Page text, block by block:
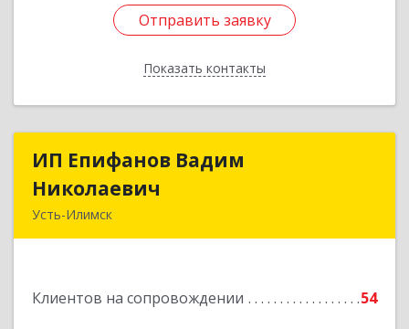
Отправить заявку
Показать контакты
Отправить заявку
Назад
ИП Епифанов Вадим
Николаевич
Усть-Илимск
Клиентов на сопровождении 54
ИП Епифанов Вадим
Подробнее